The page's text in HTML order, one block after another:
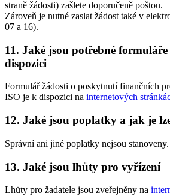
straně žádosti) zašlete doporučeně poštou.
Zároveň je nutné zaslat žádost také v
07 a 16).
11. Jaké jsou potřebné
dispozici
Formulář žádosti o poskytnutí finančních
ISO je k dispozici na internetových
12. Jaké jsou poplatky a jak je
Správní ani jiné poplatky nejsou stanoveny.
13. Jaké jsou lhůty pro vyřízení
Lhůty pro žadatele jsou zveřejněny na